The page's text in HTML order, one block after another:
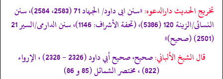
تخریج الحدیث دارالدعوہ:
«سنن ابی داود/ الجہاد 71 (2583، 2584)، سنن
النسائی/الزینة 120 (5386)، (تحفة الأشراف: 1146)، سنن الدارمی/السیر 21
(2501) (صحیح)»
قال الشيخ الألباني:
صحيح، صحيح أبي داود (2326 - 2328) ، الإرواء
(822) ، مختصر الشمائل (85 و 86)